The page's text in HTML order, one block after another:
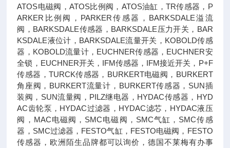
ATOS电磁阀，ATOS比例阀，ATOS油缸，TR传感器，P
ARKER比例阀，PARKER传感器，BARKSDALE溢流
阀，BARKSDALE传感器，BARKSDALE压力开关，BAR
KSDALE液位计，BARKSDALE流量开关，KOBOLD传感
器，KOBOLD流量计，EUCHNER传感器，EUCHNER安
全锁，EUCHNER开关，IFM传感器，IFM接近开关，P+F
传感器，TURCK传感器，BURKERT电磁阀，BURKERT
角座阀，BURKERT流量计，BURKERT传感器，SUN插
装阀，SUN流量阀，PILZ继电器，HYDAC传感器，HYD
AC齿轮泵，HYDAC过滤器，HYDAC滤芯，HYDAC液压
阀，MAC电磁阀，SMC电磁阀，SMC气缸，SMC传感
器，SMC过滤器，FESTO气缸，FESTO电磁阀，FESTO
传感器，欧洲陌生品牌都可以询价，德国不莱梅有办事